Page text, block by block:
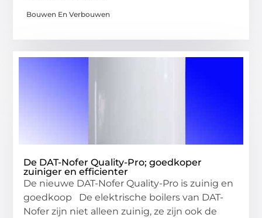
Bouwen En Verbouwen
De DAT-Nofer Quality-Pro; goedkoper
zuiniger en efficienter
De nieuwe DAT-Nofer Quality-Pro is zuinig en
goedkoop De elektrische boilers van DAT-
Nofer zijn niet alleen zuinig, ze zijn ook de